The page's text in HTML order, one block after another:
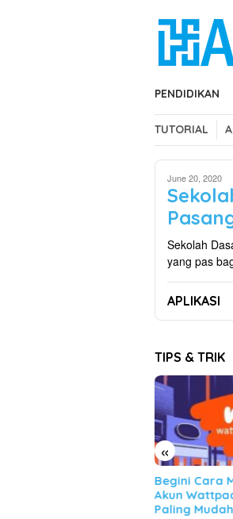
PENDIDIKAN
TUTORIAL
June 20, 2020
Sekolah
yang pas
APLIKASI
TIPS & TRIK
«
Penyebab
Cara
Lag dengan